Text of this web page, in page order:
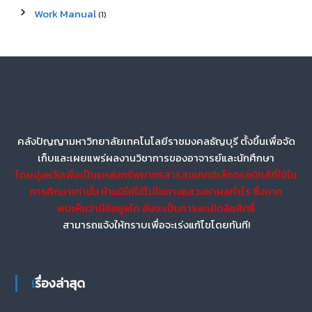
Work Manual(1)
คลังปัญญามหาวิทยาลัยเทคโนโลยีราชมงคลธัญบุรี ตั้งขึ้นเพื่อจัด
เก็บและเผยแพร่ผลงานวิชาการของอาจารย์และนักศึกษา
โดยมุ่งหวังเพื่อเป็นแหล่งทรัพยากรสารสนเทศอิเล็กทรอนิกส์ที่ใช้ใน
การศึกษาเท่านั้น ห้ามมิให้ใช้ไปในทางแสวงหาผลกำไร ซึ่งหาก
พบเห็นว่ามีข้อมูลใด อันจะเป็นการละเมิดลิขสิทธิ์
สามารถแจ้งให้ทราบเพื่อจะเร่งแก้ไขโดยทันที!
เรื่องล่าสุด